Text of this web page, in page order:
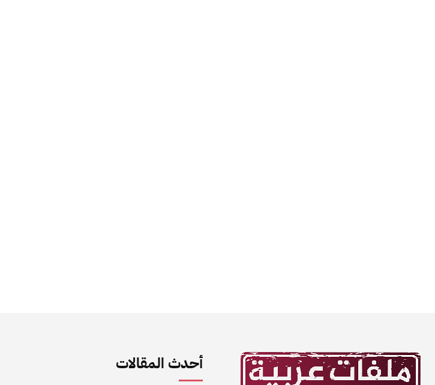
أحدث المقالات